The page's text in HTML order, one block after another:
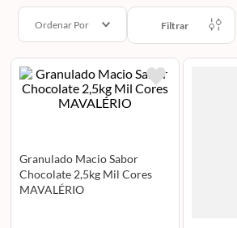
Ordenar Por Filtrar
Granulado Macio Sabor
Chocolate 2,5kg Mil Cores
MAVALÉRIO